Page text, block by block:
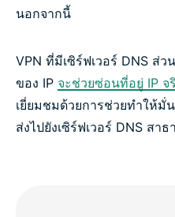
นอกจากนี้
VPN ที่มีเซิร์ฟเวอร์ DNS ส่
ของ IP จะช่วยซ่อนที่อยู่ IP
เยี่ยมชมด้วยการช่วยทำให้
ส่งไปยังเซิร์ฟเวอร์ DNS สา